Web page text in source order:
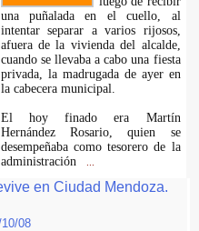
una puñalada en el cuello, al
intentar separar a varios rijosos,
afuera de la vivienda del alcalde,
cuando se llevaba a cabo una fiesta
privada, la madrugada de ayer en
la cabecera municipal.
El hoy finado era Martín
Hernández Rosario, quien se
desempeñaba como tesorero de la
administración
en Ciudad Mendoza.
10/08